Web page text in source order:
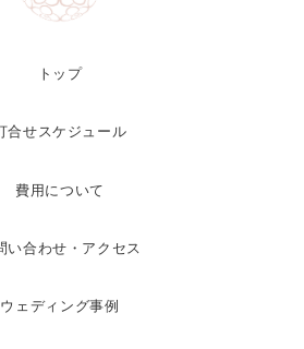
トップ
合せスケジュール
費用について
い合わせ・アクセス
ウェディング事例